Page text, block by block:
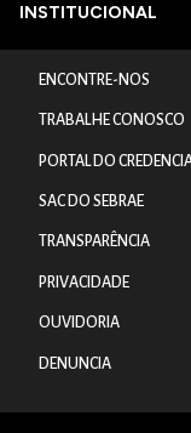
INSTITUCIONAL
ENCONTRE-NOS
TRABALHE CONOSCO
PORTAL DO
SAC DO SEBRAE
TRANSPARÊNCIA
PRIVACIDADE
OUVIDORIA
DENUNCIA